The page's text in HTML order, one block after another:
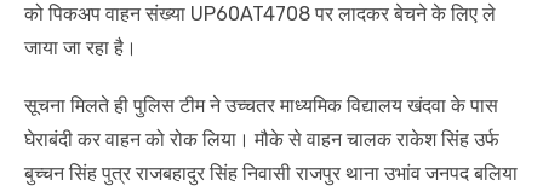
को पिकअप वाहन संख्या UP60AT4708 पर लादकर बेचने के लिए ले
जाया जा रहा है।
सूचना मिलते ही पुलिस टीम ने उच्चतर माध्यमिक विद्यालय खंदवा के पास
घेराबंदी कर वाहन को रोक लिया। मौके से वाहन चालक राकेश सिंह उर्फ
बुच्चन सिंह पुत्र राजबहादुर सिंह निवासी राजपुर थाना उभांव जनपद बलिया